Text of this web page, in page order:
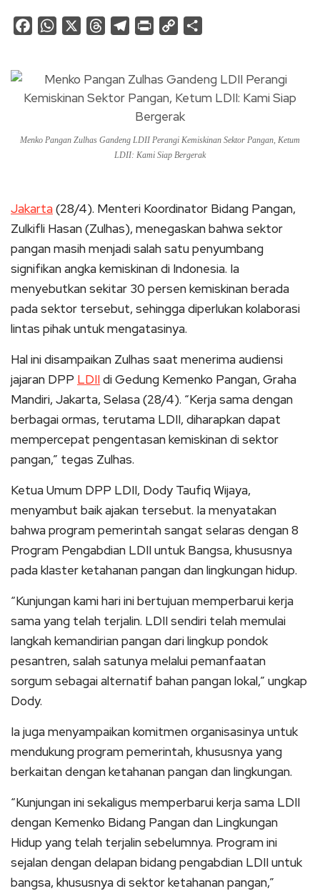
FacebookWhatsApp ThreadsTelegram
Print
Copy
Menko Pangan Zulhas Gandeng LDII Perangi Kemiskinan Sektor Pangan, Ketum
LDII: Kami Siap Bergerak
Jakarta(28/4). Menteri Koordinator Bidang Pangan,
Zulkifli Hasan (Zulhas), menegaskan bahwa sektor
pangan masih menjadi salah satu penyumbang
signifikan angka kemiskinan di Indonesia. Ia
menyebutkan sekitar 30 persen kemiskinan berada
pada sektor tersebut, sehingga diperlukan kolaborasi
lintas pihak untuk mengatasinya.
Hal ini disampaikan Zulhas saat menerima audiensi
jajaran DPP LDIIdi Gedung Kemenko Pangan, Graha
Mandiri, Jakarta, Selasa (28/4). “Kerja sama dengan
berbagai ormas, terutama LDII, diharapkan dapat
mempercepat pengentasan kemiskinan di sektor
pangan,” tegas Zulhas.
Ketua Umum DPP LDII, Dody Taufiq Wijaya,
menyambut baik ajakan tersebut. Ia menyatakan
bahwa program pemerintah sangat selaras dengan 8
Program Pengabdian LDII untuk Bangsa, khususnya
pada klaster ketahanan pangan dan lingkungan hidup.
“Kunjungan kami hari ini bertujuan memperbarui kerja
sama yang telah terjalin. LDII sendiri telah memulai
langkah kemandirian pangan dari lingkup pondok
pesantren, salah satunya melalui pemanfaatan
sorgum sebagai alternatif bahan pangan lokal,” ungkap
Dody.
Ia juga menyampaikan komitmen organisasinya untuk
mendukung program pemerintah, khususnya yang
berkaitan dengan ketahanan pangan dan lingkungan.
“Kunjungan ini sekaligus memperbarui kerja sama LDII
dengan Kemenko Bidang Pangan dan Lingkungan
Hidup yang telah terjalin sebelumnya. Program ini
sejalan dengan delapan bidang pengabdian LDII untuk
bangsa, khususnya di sektor ketahanan pangan,”